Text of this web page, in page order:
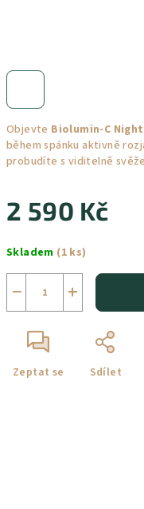
Objevte Biolumin-C
během spánku aktivně
probudíte s viditelně
2 590 Kč
cena:
Skladem (1 ks)
+
−
Zeptat se Sdílet